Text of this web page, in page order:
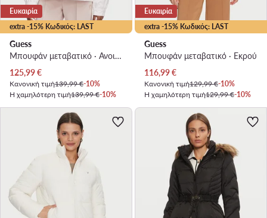
extra -15% Κωδικός: LAST
Ευκαιρία
Guess
Μπουφάν μεταβατικό · Ανοιχτό ροζ
Τρέχουσα τιμή
125,99€
Κανονική τιμή139,99 €-10%
Η χαμηλότερη τιμή139,99 €-10%
extra -15% Κωδικός: LAST
Ευκαιρία
Guess
Μπουφάν μεταβατικό · Εκρού
Τρέχουσα τιμή
116,99€
Κανονική τιμή129,99 €-10%
Η χαμηλότερη τιμή129,99 €-10%